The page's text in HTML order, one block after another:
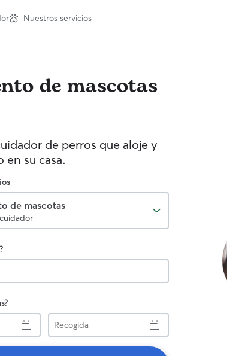
Nuestros servicios
de mascotas
de perros que aloje y
en su casa.
de mascotas
Recogida